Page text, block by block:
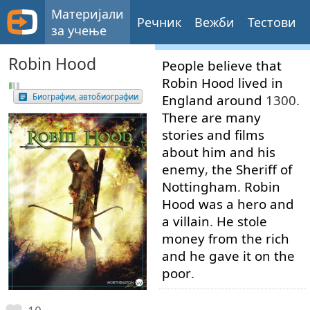
Материјали
за учење
Речник Вежби Тестови
Robin Hood
Биографии, автобиографии
People believe that
Robin Hood lived in
England around 1300.
There are many
stories and films
about him and his
enemy, the Sheriff of
Nottingham. Robin
Hood was a hero and
a villain. He stole
money from the rich
and he gave it on the
poor.